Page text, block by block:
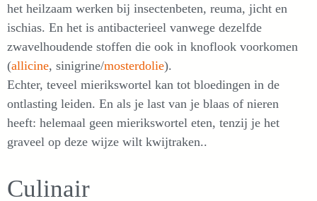
het heilzaam werken bij insectenbeten, reuma, jicht en
ischias. En het is antibacterieel vanwege dezelfde
zwavelhoudende stoffen die ook in knoflook voorkomen
(allicine, sinigrine/mosterdolie).
Echter, teveel mierikswortel kan tot bloedingen in de
ontlasting leiden. En als je last van je blaas of nieren
heeft: helemaal geen mierikswortel eten, tenzij je het
graveel op deze wijze wilt kwijtraken..
Culinair